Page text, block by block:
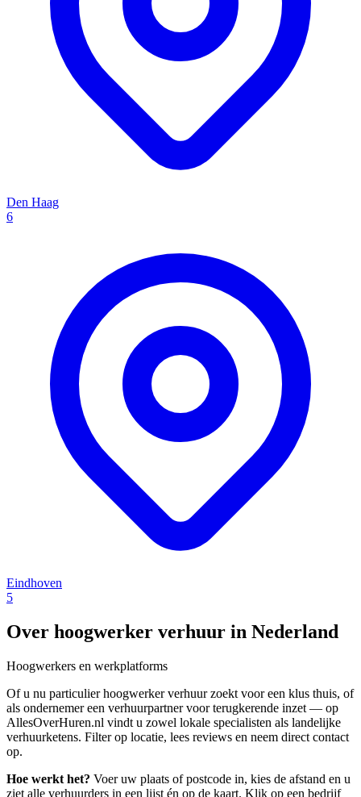
Den Haag
6
Eindhoven
5
Over hoogwerker verhuur in Nederland
Hoogwerkers en werkplatforms
Of u nu particulier hoogwerker verhuur zoekt voor een klus thuis, of
als ondernemer een verhuurpartner voor terugkerende inzet — op
AllesOverHuren.nl vindt u zowel lokale specialisten als landelijke
verhuurketens. Filter op locatie, lees reviews en neem direct contact
op.
Hoe werkt het? Voer uw plaats of postcode in, kies de afstand en u
ziet alle verhuurders in een lijst én op de kaart. Klik op een bedrijf